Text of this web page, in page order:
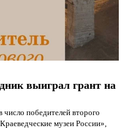
выиграл грант на
число победителей второго
музеи России»,